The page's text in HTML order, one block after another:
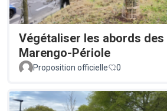
Végétaliser les abords des
Marengo-Périole
Proposition officielle 0